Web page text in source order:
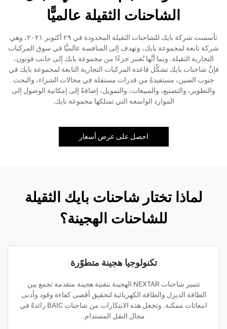
الشاحنات الثقيلة عالميًّا
تأسست شركة بايك للشاحنات الثقيلة المحدودة في ٢٩ أكتوبر ٢٠٢١، وهي
شركة تابعة لمجموعة بايك، وتهدف إلى المنافسة عالميًّا في سوق المركبات
التجارية الثقيلة. وبما أنَّها تُعتبر جزءًا من مجموعة بايك إلى جانب فوتون،
فإنَّ شاحنات بايك تشكِّل قاعدة المركبات التجارية التابعة لمجموعة بايك في
جنوب الصين، مستفيدةً من قدرات مستقلة في مجالات الشراء، والبحث
والتطوير، والتصنيع، والمبيعات، والتمويل، إضافةً إلى إمكانية الوصول إلى
الموارد الواسعة التي تمتلكها مجموعة بايك.
احصل على عرض أسعار
لماذا تختار شاحنات بايك الثقيلة
للشاحنات الهجينة؟
تكنولوجيا هجينة متطوّرة
تتميز شاحنات NEXTAR الهجينة بتقنية هجينة متقدمة تجمع بين
الطاقة الديزل والطاقة الكهربائية لتحقيق أقصى كفاءة وقود وأدنى
انبعاثات ممكنة. وتجعل هذه الابتكارات من شاحنات BAIC رائدةً في
مجال النقل المستدام.